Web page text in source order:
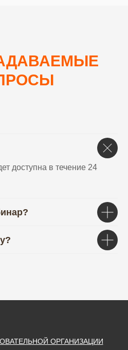
доступна в течение 24
ОРГАНИЗАЦИИ